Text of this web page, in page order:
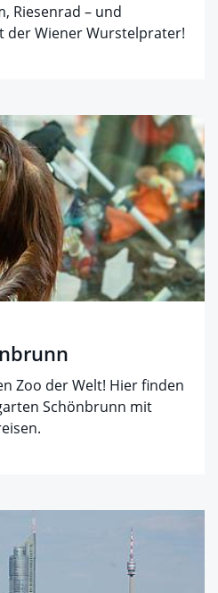
Riesenrad – und
der Wiener Wurstelprater!
Zoo der Welt! Hier finden
Schönbrunn mit